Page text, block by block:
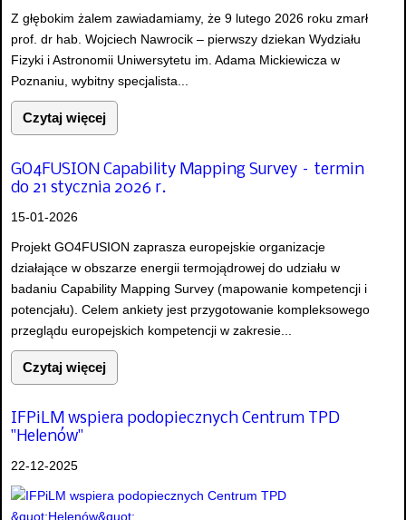
Z głębokim żalem zawiadamiamy, że 9 lutego 2026 roku zmarł
prof. dr hab. Wojciech Nawrocik – pierwszy dziekan Wydziału
Fizyki i Astronomii Uniwersytetu im. Adama Mickiewicza w
Poznaniu, wybitny specjalista...
Czytaj więcej
GO4FUSION Capability Mapping Survey – termin
do 21 stycznia 2026 r.
15-01-2026
Projekt GO4FUSION zaprasza europejskie organizacje
działające w obszarze energii termojądrowej do udziału w
badaniu Capability Mapping Survey (mapowanie kompetencji i
potencjału). Celem ankiety jest przygotowanie kompleksowego
przeglądu europejskich kompetencji w zakresie...
Czytaj więcej
IFPiLM wspiera podopiecznych Centrum TPD
"Helenów"
22-12-2025